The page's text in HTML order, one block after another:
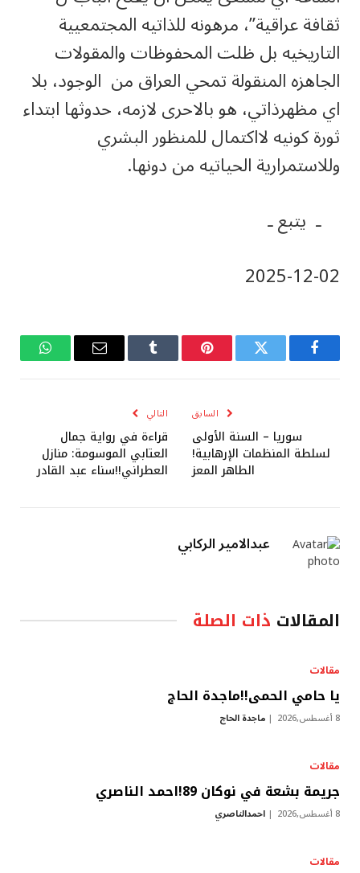
ثقافة عراقية”، مرهونه للذاتيه المجتمعيية
التاريخيه بل ظلت المحفوظات والمقولات
الجاهزه المنقولة تمحي العراق من الوجود، بلا
اي مظهرذاتي، هو بالاحرى لازمه، حدوثها ابتداء
ثورة كونيه لااكتمال للمنظور البشري
وللاستمرارية الحياتيه من دونها.
ـ يتبع ـ
‎2025-‎12-‎02
فيسبوك تويتر بينتيريستTumblr
البريد
واتساب
السابق
سوريا – السنة الأولى
لسلطة المنظمات الإرهابية!
الطاهر المعز
التالي
قراءة في رواية جمال
العتابي الموسومة: منازل
العطراني!!سناء عبد القادر
عبدالامير الركابي
المقالات ذات الصلة
مقالات
يا حامي الحمى!!ماجدة الحاج
8 أغسطس,2026 ماجدة الحاج
مقالات
جريمة بشعة في نوكان 89!احمد الناصري
8 أغسطس,2026 احمدالناصري
مقالات